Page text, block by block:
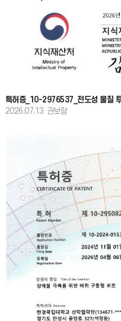
특허증_10-2976537_전도성 물질
2026.07.13 권보람